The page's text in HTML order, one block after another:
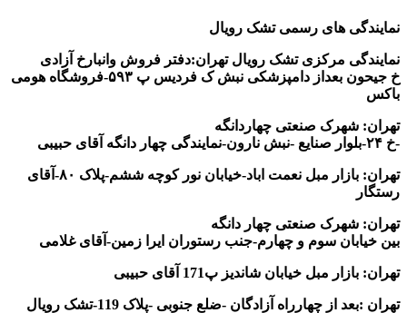
نمایندگی های رسمی تشک رویال
نمایندگی مرکزی تشک رویال تهران:دفتر فروش وانبارخ آزادی
خ جیحون بعداز دامپزشکی نبش ک فردیس پ ۵۹۳-فروشگاه هومی
باکس
تهران: شهرک صنعتی چهاردانگه
-خ ۲۴-بلوار صنایع -نبش نارون-نمایندگی چهار دانگه آقای حبیبی
تهران: بازار مبل نعمت اباد-خیابان نور کوچه ششم-پلاک ۸۰-آقای
رستگار
تهران: شهرک صنعتی چهار دانگه
بین خیابان سوم و چهارم-جنب رستوران ایرا زمین-آقای غلامی
تهران: بازار مبل خیابان شاندیز پ171 آقای حبیبی
تهران :بعد از چهارراه آزادگان -ضلع جنوبی -پلاک 119-تشک رویال